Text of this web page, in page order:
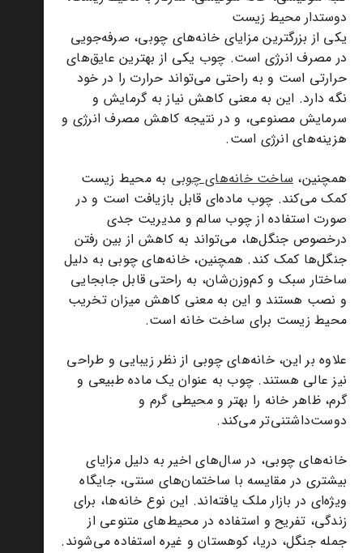
یکی از بزرگترین مزایای خانه‌های چوبی، صرفه‌جویی
در مصرف انرژی است. چوب یکی از بهترین عایق‌های
حرارتی است و به راحتی می‌تواند حرارت را در خود
نگه دارد. این به معنی کاهش نیاز به گرمایش و
سرمایش مصنوعی، و در نتیجه کاهش مصرف انرژی و
هزینه‌های انرژی است.
همچنین، ساخت خانه‌های چوبی به محیط زیست
کمک می‌کند. چوب ماده‌ای قابل بازیافت است و در
صورت استفاده از چوب سالم و مدیریت جدی
درخصوص جنگل‌ها، می‌تواند به کاهش از بین رفتن
جنگل‌ها کمک کند. همچنین، خانه‌های چوبی به دلیل
ساختار سبک و کم‌وزن‌شان، به راحتی قابل جابجایی
و نصب هستند و این به معنی کاهش میزان تخریب
محیط زیست برای ساخت خانه است.
علاوه بر این، خانه‌های چوبی از نظر زیبایی و طراحی
نیز عالی هستند. چوب به عنوان یک ماده طبیعی و
گرم، ظاهر خانه را بهتر و محیطی گرم و
دوست‌داشتنی‌تر می‌کند.
خانه‌های چوبی، در سال‌های اخیر به دلیل مزایای
بیشتری در مقایسه با ساختمان‌های سنتی، جایگاه
ویژه‌ای در بازار ملک یافته‌اند. این نوع خانه‌ها، برای
زندگی، تفریح و استفاده در محیط‌های متنوعی از
جمله جنگل، دریا، کوهستان و غیره استفاده می‌شوند.